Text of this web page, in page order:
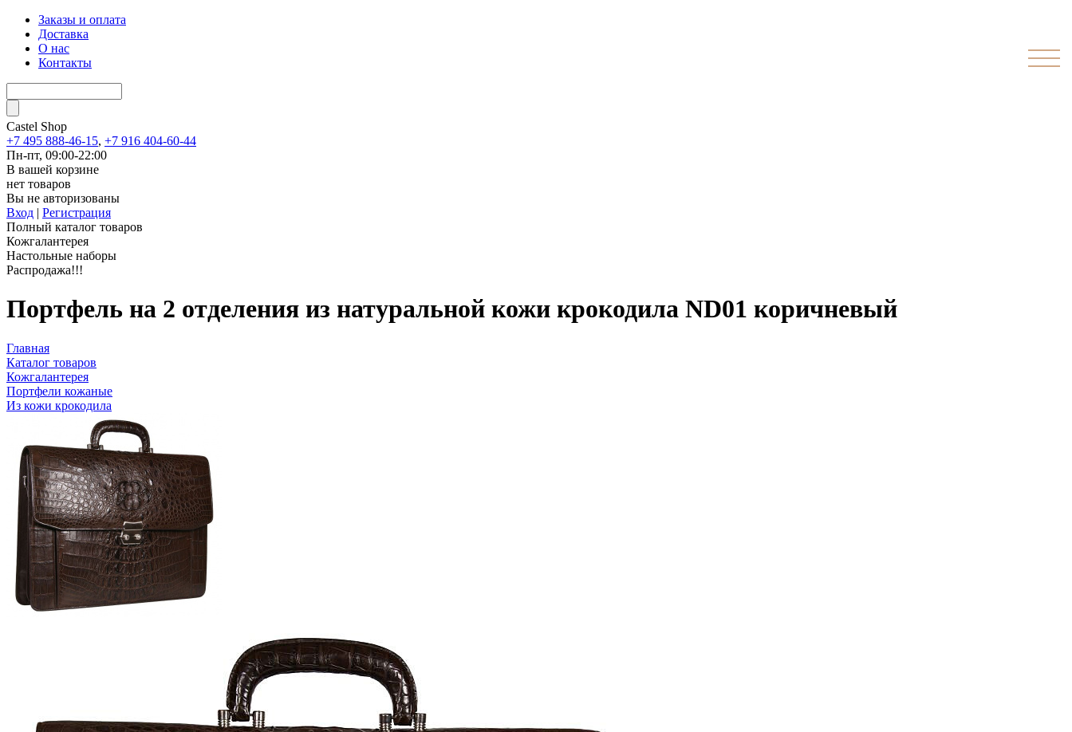
Заказы и оплата
Доставка
О нас
Контакты
Castel Shop
+7 495 888-46-15, +7 916 404-60-44
Пн-пт, 09:00-22:00
В вашей корзине
нет товаров
Вы не авторизованы
Вход | Регистрация
Полный каталог товаров
Кожгалантерея
Настольные наборы
Распродажа!!!
Портфель на 2 отделения из натуральной кожи крокодила ND01 коричневый
Главная
Каталог товаров
Кожгалантерея
Портфели кожаные
Из кожи крокодила